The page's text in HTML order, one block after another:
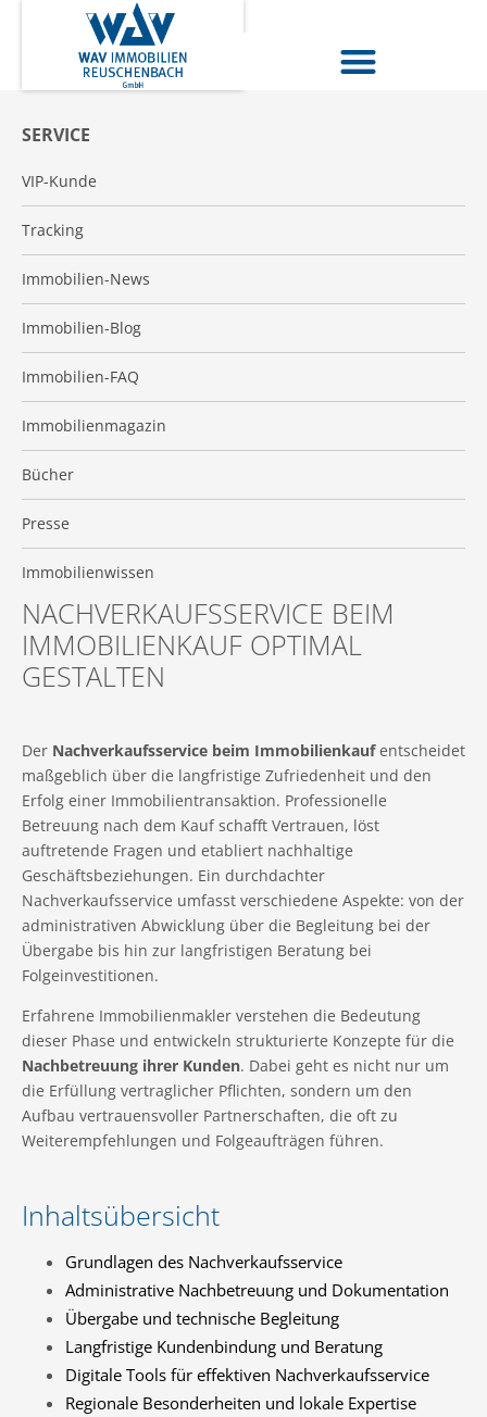
SERVICE
VIP-Kunde
Tracking
Immobilien-News
Immobilien-Blog
Immobilien-FAQ
Immobilienmagazin
Bücher
Presse
Immobilienwissen
NACHVERKAUFSSERVICE BEIM
IMMOBILIENKAUF OPTIMAL
GESTALTEN
Der Nachverkaufsservice beim Immobilienkaufentscheidet
maßgeblich über die langfristige Zufriedenheit und den
Erfolg einer Immobilientransaktion. Professionelle
Betreuung nach dem Kauf schafft Vertrauen, löst
auftretende Fragen und etabliert nachhaltige
Geschäftsbeziehungen. Ein durchdachter
Nachverkaufsservice umfasst verschiedene Aspekte: von der
administrativen Abwicklung über die Begleitung bei der
Übergabe bis hin zur langfristigen Beratung bei
Folgeinvestitionen.
Erfahrene Immobilienmakler verstehen die Bedeutung
dieser Phase und entwickeln strukturierte Konzepte für die
Nachbetreuung ihrer Kunden. Dabei geht es nicht nur um
die Erfüllung vertraglicher Pflichten, sondern um den
Aufbau vertrauensvoller Partnerschaften, die oft zu
Weiterempfehlungen und Folgeaufträgen führen.
Inhaltsübersicht
Grundlagen des Nachverkaufsservice
Administrative Nachbetreuung und Dokumentation
Übergabe und technische Begleitung
Langfristige Kundenbindung und Beratung
Digitale Tools für effektiven Nachverkaufsservice
Regionale Besonderheiten und lokale Expertise